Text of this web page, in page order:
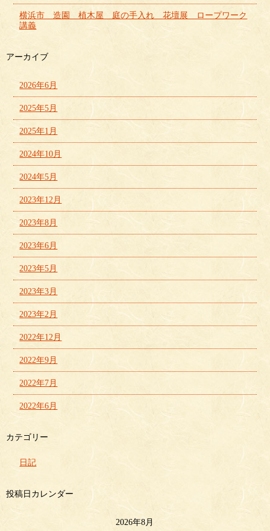
横浜市 造園 植木屋 庭の手入れ 花壇展 ロープワーク
講義
アーカイブ
2026年6月
2025年5月
2025年1月
2024年10月
2024年5月
2023年12月
2023年8月
2023年6月
2023年5月
2023年3月
2023年2月
2022年12月
2022年9月
2022年7月
2022年6月
カテゴリー
日記
投稿日カレンダー
2026年8月